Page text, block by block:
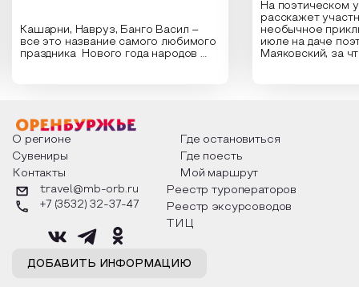
Кашарни, Навруз, Банго Васил –
все это название самого любимого
праздника Нового года народов
о том, как встречают новый год в
разных уголках страны, какие
обряды совершают на удачу и
благополучие, в чем схожи и
различаются традиции. Кто такой
Дед Мороз и откуда он пришел, как
его называют в разных уголках
страны и как появились елочные
На поэтическом
расскажет
необычное
июле на даче
Маяковский, за
Твардовского и
каждой строчке
восхищение
яркому времени
О регионе
Где остановиться
Сувениры
Где поесть
Контакты
Мой маршрут
ДОБАВИТЬ ИНФОРМАЦИЮ
travel@mb-orb.ru
+7 (3532) 32-37-47
Реестр туроператоров
Реестр эксурсоводов
ТИЦ